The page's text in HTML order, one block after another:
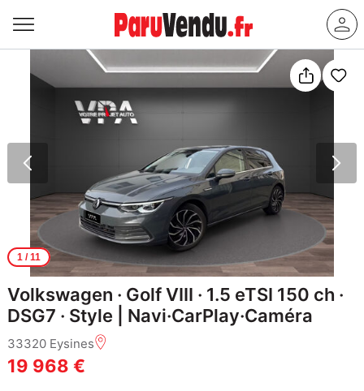
1/ 11
Volkswagen · Golf VIII · 1.5 eTSI 150 ch ·
DSG7 · Style | Navi·CarPlay·Caméra
33320 Eysines
19 968 €